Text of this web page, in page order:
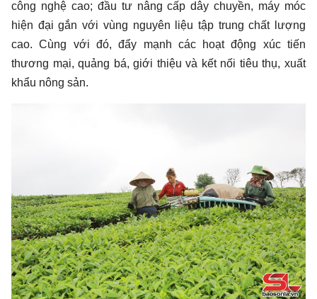
công nghệ cao; đầu tư nâng cấp dây chuyền, máy móc
hiện đại gắn với vùng nguyên liệu tập trung chất lượng
cao. Cùng với đó, đẩy mạnh các hoạt động xúc tiến
thương mại, quảng bá, giới thiệu và kết nối tiêu thụ, xuất
khẩu nông sản.